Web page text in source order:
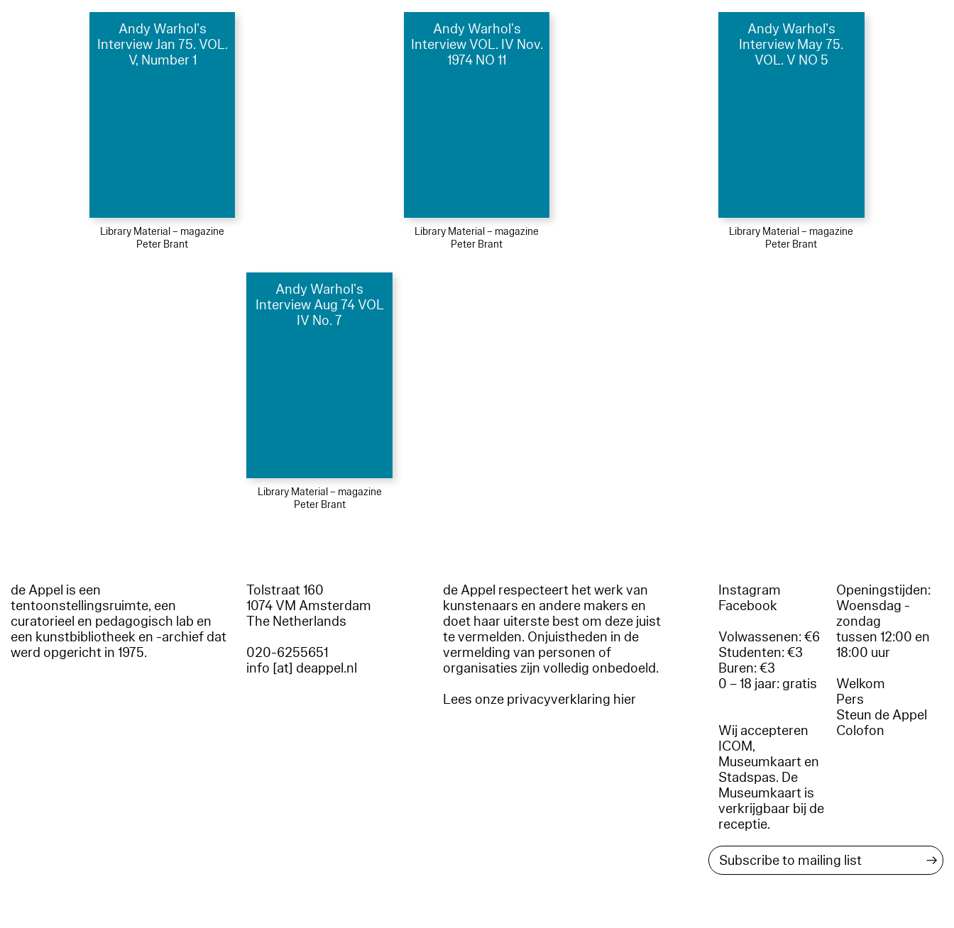
Andy Warhol’s
Interview Jan 75. VOL.
V, Number 1
Library Material – magazine
Peter Brant
Andy Warhol’s
Interview VOL. IV Nov.
1974 NO 11
Library Material – magazine
Peter Brant
Andy Warhol’s
Interview May 75.
VOL. V NO 5
Library Material – magazine
Peter Brant
Andy Warhol’s
Interview Aug 74 VOL
IV No. 7
Library Material – magazine
Peter Brant
de Appel is een
tentoonstellingsruimte, een
curatorieel en pedagogisch lab en
een kunstbibliotheek en -archief dat
werd opgericht in 1975.
Tolstraat 160
1074 VM Amsterdam
The Netherlands
020-6255651
info [at] deappel.nl
de Appel respecteert het werk van
kunstenaars en andere makers en
doet haar uiterste best om deze juist
te vermelden. Onjuistheden in de
vermelding van personen of
organisaties zijn volledig onbedoeld.
Lees onze privacyverklaring hier
Instagram
Facebook
Volwassenen: €6
Studenten: €3
Buren: €3
0 – 18 jaar: gratis
Wij accepteren
ICOM,
Museumkaart en
Stadspas. De
Museumkaart is
verkrijgbaar bij de
receptie.
Openingstijden:
Woensdag -
zondag
tussen 12:00 en
18:00 uur
Welkom
Pers
Steun de Appel
Colofon
→